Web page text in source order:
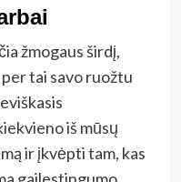
žmogaus širdį,
tai savo ruožtu
iš mūsų
ir įkvėpti tam, kas
gailestingumo